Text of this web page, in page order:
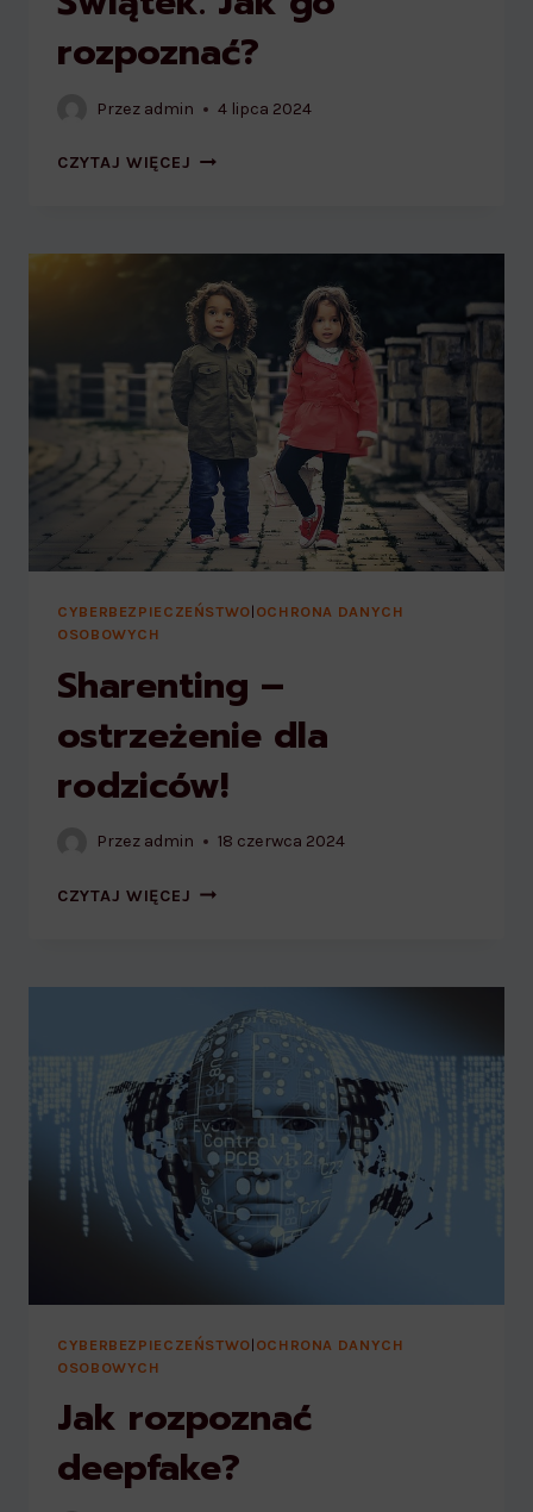
rozpoznać?
Przez admin 4 lipca 2024
CZYTAJ WIĘCEJ DEEPFAKE
GO
ROZPOZNAĆ?
CYBERBEZPIECZEŃSTWO| OCHRONA DANYCH
OSOBOWYCH
Sharenting –
ostrzeżenie dla
rodziców!
Przez admin 18 czerwca 2024
CZYTAJ WIĘCEJ SHARENTING
CYBERBEZPIECZEŃSTWO| OCHRONA DANYCH
OSOBOWYCH
Jak rozpoznać
deepfake?